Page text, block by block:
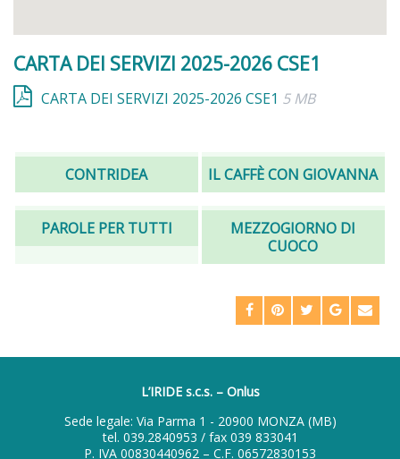
CARTA DEI SERVIZI 2025-2026 CSE1
CARTA DEI SERVIZI 2025-2026 CSE1 5 MB
CONTRIDEA IL CAFFÈ CON GIOVANNA
PAROLE PER TUTTI
MEZZOGIORNO DI
CUOCO
L’IRIDE s.c.s. – Onlus
Sede legale: Via Parma 1 - 20900 MONZA (MB)
tel. 039.2840953 / fax 039 833041
P. IVA 00830440962 – C.F. 06572830153